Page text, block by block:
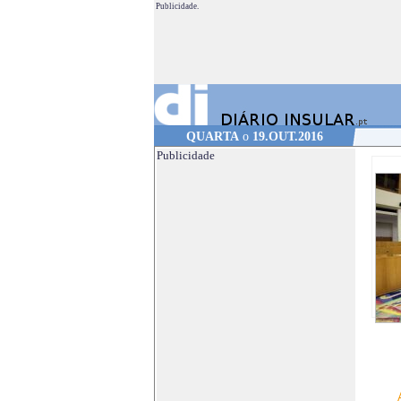
Publicidade.
QUARTAo 19.OUT.2016
Publicidade